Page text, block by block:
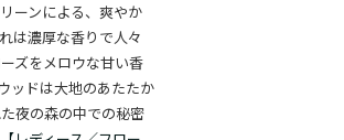
ーンによる、爽やか
は濃厚な香りで人々
ズをメロウな甘い香
ッドは大地のあたたか
夜の森の中での秘密